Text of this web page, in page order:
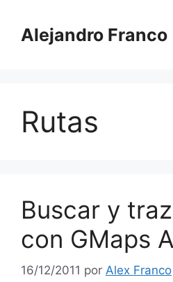
contenido
Alejandro Franco
Rutas
Buscar y
con GMaps
16/12/2011 por Alex Franco